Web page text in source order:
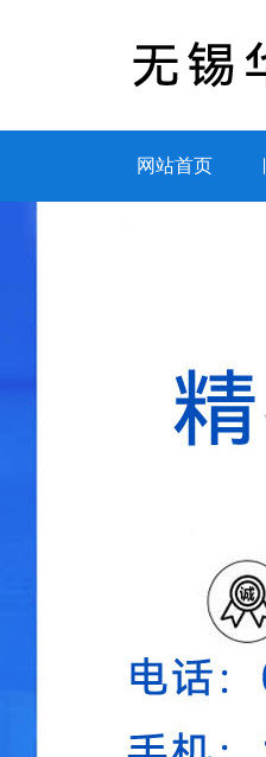
网站首页